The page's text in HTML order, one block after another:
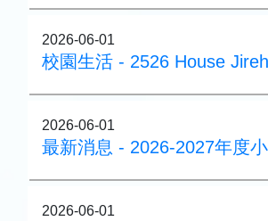
2026-06-01
校園生活 - 2526 House
2026-06-01
2026-06-01